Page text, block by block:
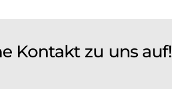
Kontakt zu uns auf!